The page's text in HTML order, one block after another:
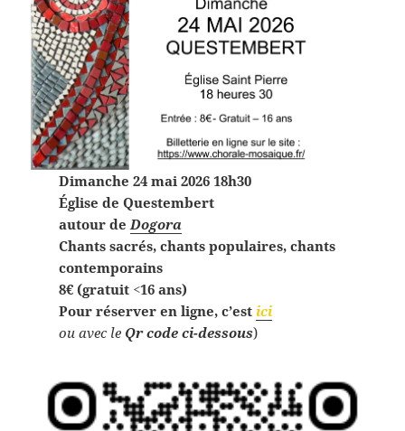
Dimanche 24 mai 2026 18h30
Église de Questembert
autour deDogora
Chants sacrés, chants populaires, chants
contemporains
8€ (gratuit <16 ans)
Pour réserver en ligne, c’est ici
ou avec le Qr code ci-dessous)